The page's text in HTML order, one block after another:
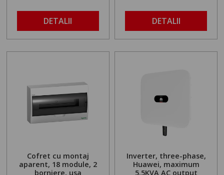
DETALII DETALII
Cofret cu montaj
aparent, 18 module, 2
borniere, usa
Inverter, three-phase,
Huawei, maximum
5.5KVA AC output